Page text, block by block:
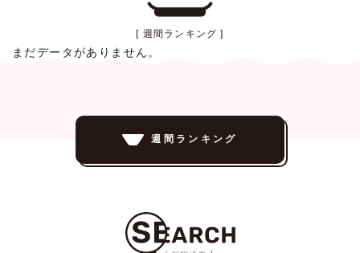
[ 週間ランキング ]
まだデータがありません。
週間ランキング